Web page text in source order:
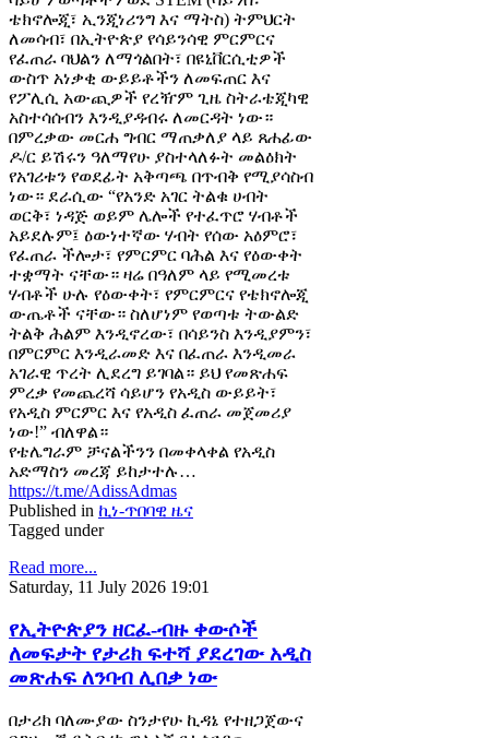
ቴክኖሎጂ፣ ኢንጂነሪንግ እና ማትስ) ትምህርት
ለመሳብ፣ በኢትዮጵያ የሳይንሳዊ ምርምርና
የፈጠራ ባህልን ለማጎልበት፣ በዩኒቨርሲቲዎች
ውስጥ አነቃቂ ውይይቶችን ለመፍጠር እና
የፖሊሲ አውጪዎች የረዥም ጊዜ ስትራቴጂካዊ
አስተሳሰብን እንዲያዳብሩ ለመርዳት ነው።
በምረቃው መርሐ ግብር ማጠቃለያ ላይ ጸሐፊው
ዶ/ር ይሽሩን ዓለማየሁ ያስተላለፉት መልዕክት
የአገሪቱን የወደፊት አቅጣጫ በጥብቅ የሚያሳስብ
ነው። ደራሲው “የአንድ አገር ትልቁ ሀብት
ወርቅ፣ ነዳጅ ወይም ሌሎች የተፈጥሮ ሃብቶች
አይደሉም፤ ዕውነተኛው ሃብት የሰው አዕምሮ፣
የፈጠራ ችሎታ፣ የምርምር ባሕል እና የዕውቀት
ተቋማት ናቸው። ዛሬ በዓለም ላይ የሚመረቱ
ሃብቶች ሁሉ የዕውቀት፣ የምርምርና የቴክኖሎጂ
ውጤቶች ናቸው። ስለሆነም የወጣቱ ትውልድ
ትልቅ ሕልም እንዲኖረው፣ በሳይንስ እንዲያምን፣
በምርምር እንዲራመድ እና በፈጠራ እንዲመራ
አገራዊ ጥረት ሊደረግ ይገባል። ይህ የመጽሐፍ
ምረቃ የመጨረሻ ሳይሆን የአዲስ ውይይት፣
የአዲስ ምርምር እና የአዲስ ፈጠራ መጀመሪያ
ነው!” ብለዋል።
የቴሌግራም ቻናልችንን በመቀላቀል የአዲስ
አድማስን መረጃ ይከታተሉ…
https://t.me/AdissAdmas
Published in ኪነ-ጥበባዊ ዜና
Tagged under
Read more...
Saturday, 11 July 2026 19:01
የኢትዮጵያን ዘርፈ-ብዙ ቀውሶች
ለመፍታት የታሪክ ፍተሻ ያደረገው አዲስ
መጽሐፍ ለንባብ ሊበቃ ነው
በታሪክ ባለሙያው ስንታየሁ ኪዳኔ የተዘጋጀውና